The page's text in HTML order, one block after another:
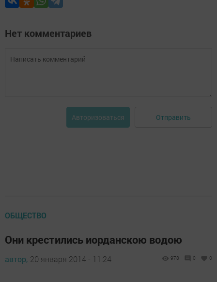
Нет комментариев
Авторизоваться Отправить
ОБЩЕСТВО
Они крестились иорданскою водою
автор, 20 января 2014 - 11:24 978 0 0